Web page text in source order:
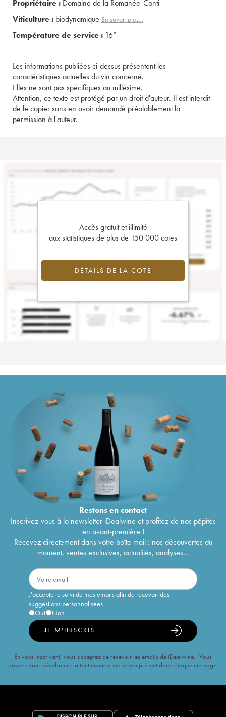
Propriétaire : Domaine de la Romanée-Conti
Viticulture : biodynamique En savoir plus...
Température de service : 16°
Les informations publiées ci-dessus présentent les
caractéristiques actuelles du vin concerné.
Elles ne sont pas spécifiques au millésime.
Attention, ce texte est protégé par un droit d'auteur. Il est interdit
de le copier sans en avoir demandé préalablement la
permission à l'auteur.
Accès gratuit et illimité
aux statistiques de plus de 150 000 cotes
DÉTAILS DE LA COTE
Restons encontact
Inscrivez-vous à la newsletter iDealwine et profitez de nos pépites
en avant-première !
Recevez directement dans votre boîte mail : nos découvertes du
moment, ventes exclusives, actualités, analyses...
J'accepte le suivi de mes emails afin de recevoir des
suggestions personnalisées
Oui
Non
JE M'INSCRIS
En vous inscrivant, vous acceptez de recevoir les emails de iDealwine. Vous
pouvez vous désabonner à tout moment via le lien présent dans chaque message.